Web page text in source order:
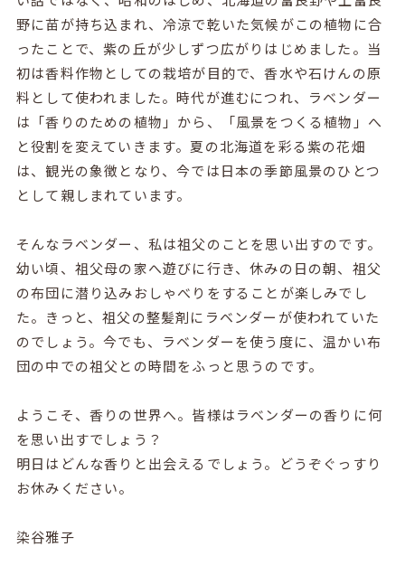
野に苗が持ち込まれ、冷涼で乾いた気候がこの植物に合
ったことで、紫の丘が少しずつ広がりはじめました。当
初は香料作物としての栽培が目的で、香水や石けんの原
料として使われました。時代が進むにつれ、ラベンダー
は「香りのための植物」から、「風景をつくる植物」へ
と役割を変えていきます。夏の北海道を彩る紫の花畑
は、観光の象徴となり、今では日本の季節風景のひとつ
として親しまれています。
そんなラベンダー、私は祖父のことを思い出すのです。
幼い頃、祖父母の家へ遊びに行き、休みの日の朝、祖父
の布団に潜り込みおしゃべりをすることが楽しみでし
た。きっと、祖父の整髪剤にラベンダーが使われていた
のでしょう。今でも、ラベンダーを使う度に、温かい布
団の中での祖父との時間をふっと思うのです。
ようこそ、香りの世界へ。皆様はラベンダーの香りに何
を思い出すでしょう？
明日はどんな香りと出会えるでしょう。どうぞぐっすり
お休みください。
染谷雅子